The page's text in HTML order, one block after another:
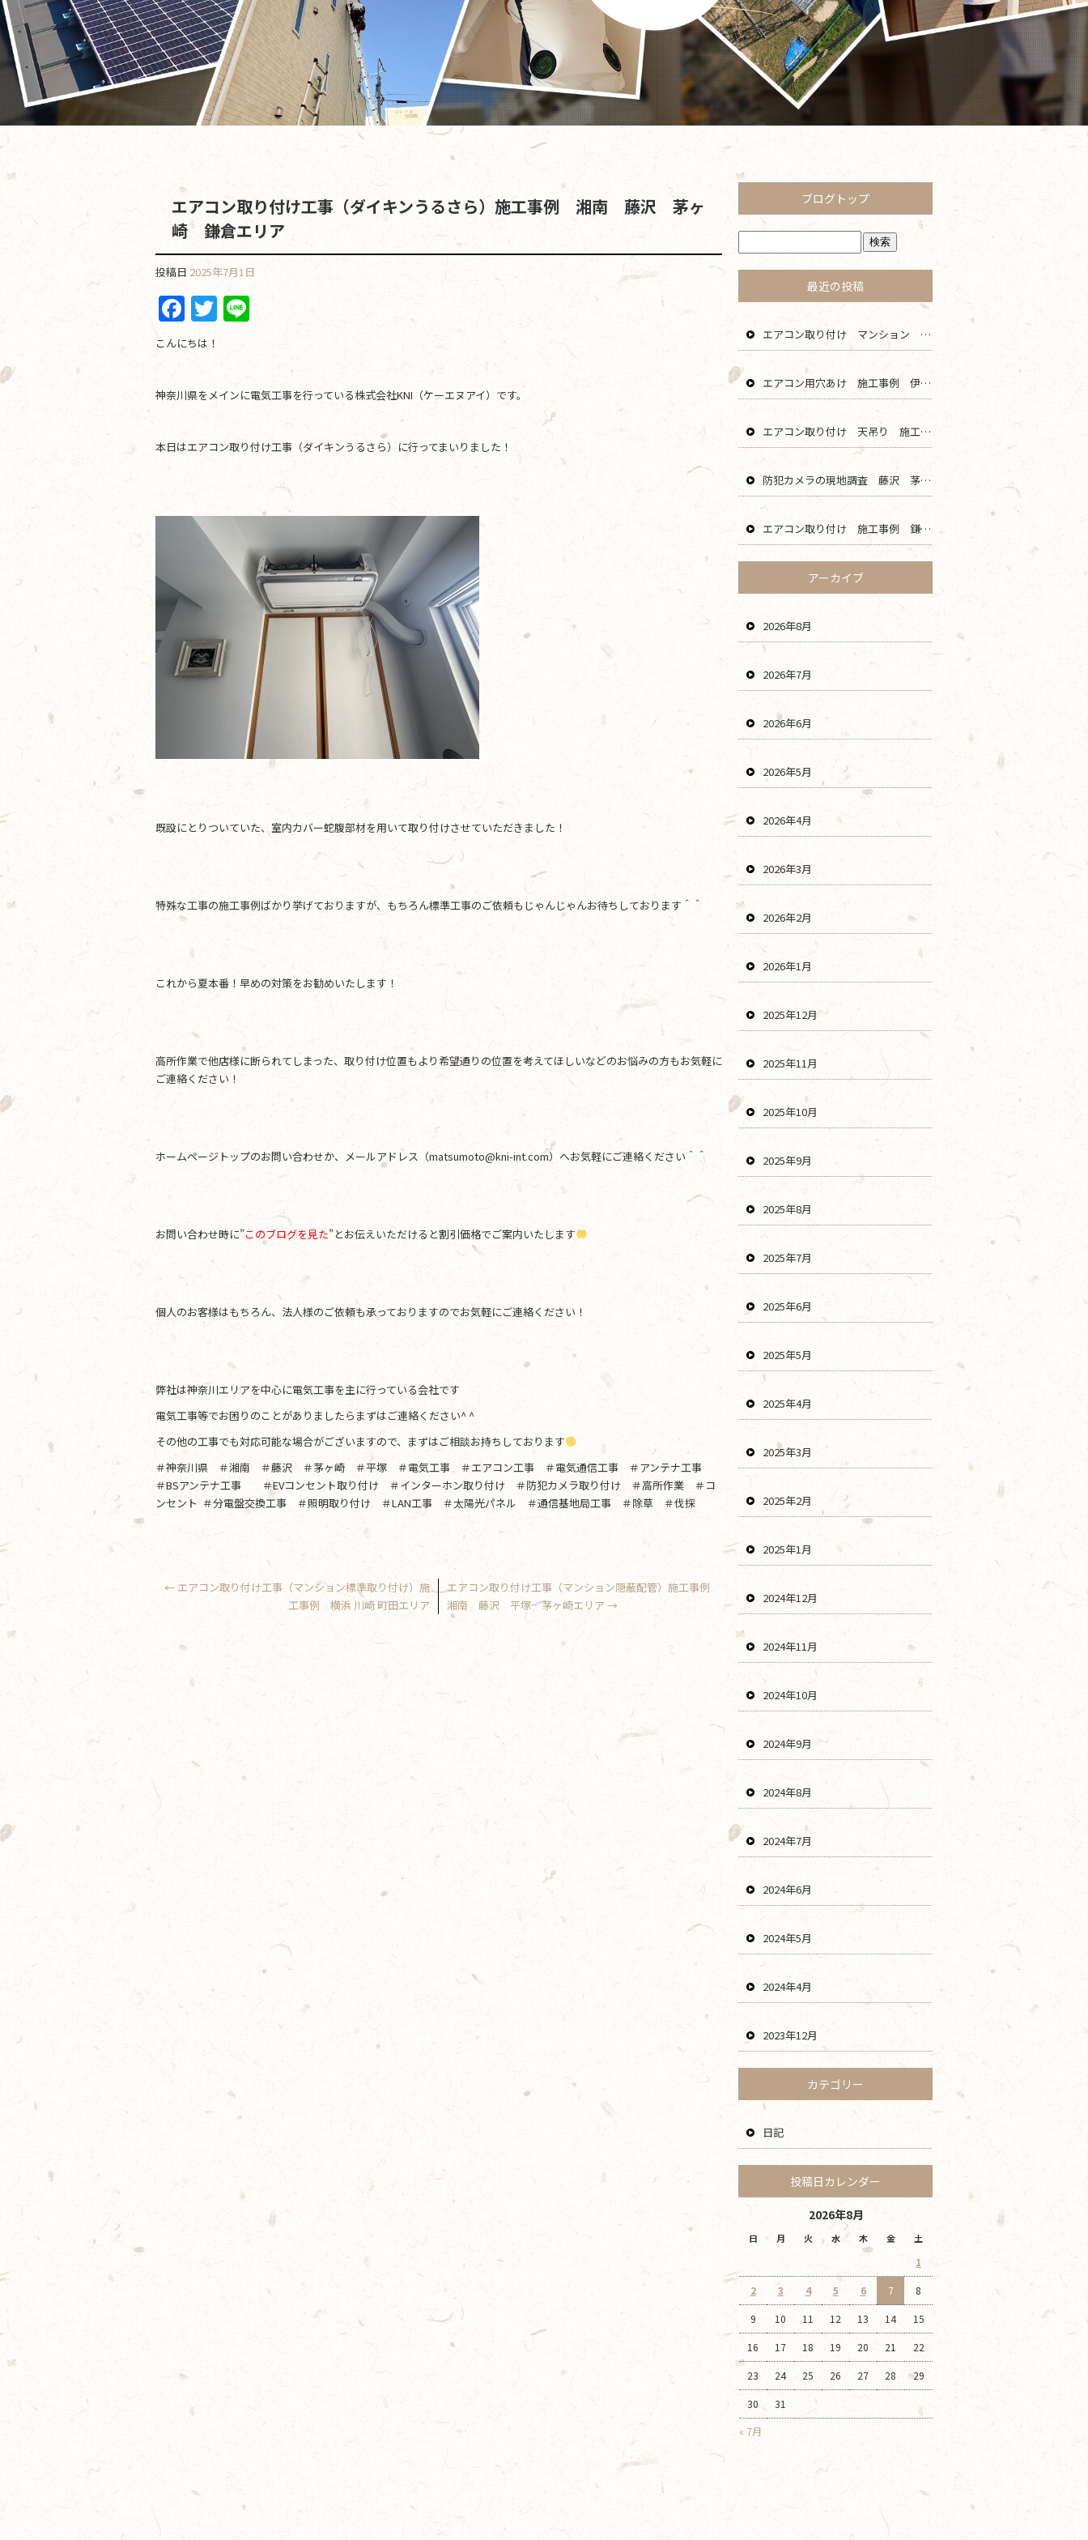
エアコン取り付け工事（ダイキンうるさら）施工事例 湘南 藤沢 茅ヶ
崎 鎌倉エリア
投稿日 2025年7月1日
F
a
c
e
b
o
o
T
w
er
こんにちは！
神奈川県をメインに電気工事を行っている株式会社KNI（ケーエヌアイ）です。
本日はエアコン取り付け工事（ダイキンうるさら）に行ってまいりました！
既設にとりついていた、室内カバー蛇腹部材を用いて取り付けさせていただきました！
特殊な工事の施工事例ばかり挙げておりますが、もちろん標準工事のご依頼もじゃんじゃんお待ちしております＾＾
これから夏本番！早めの対策をお勧めいたします！
高所作業で他店様に断られてしまった、取り付け位置もより希望通りの位置を考えてほしいなどのお悩みの方もお気軽に
ご連絡ください！
ホームページトップのお問い合わせか、メールアドレス（matsumoto@kni-int.com）へお気軽にご連絡ください＾＾
お問い合わせ時に”このブログを見た”とお伝えいただけると割引価格でご案内いたします
個人のお客様はもちろん、法人様のご依頼も承っておりますのでお気軽にご連絡ください！
弊社は神奈川エリアを中心に電気工事を主に行っている会社です
電気工事等でお困りのことがありましたらまずはご連絡ください^ ^
その他の工事でも対応可能な場合がございますので、まずはご相談お持ちしております
＃神奈川県 ＃湘南 ＃藤沢 ＃茅ヶ崎 ＃平塚 ＃電気工事 ＃エアコン工事 ＃電気通信工事 ＃アンテナ工事
＃BSアンテナ工事 ＃EVコンセント取り付け ＃インターホン取り付け ＃防犯カメラ取り付け ＃高所作業 ＃コ
ンセント ＃分電盤交換工事 ＃照明取り付け ＃LAN工事 ＃太陽光パネル ＃通信基地局工事 ＃除草 ＃伐採
← エアコン取り付け工事（マンション標準取り付け）施
工事例 横浜 川崎 町田エリア
エアコン取り付け工事（マンション隠蔽配管）施工事例
湘南 藤沢 平塚 茅ヶ崎エリア →
ブログトップ
最近の投稿
エアコン取り付け マンション 鎌倉 逗子 藤沢 横浜 エリア
エアコン用穴あけ 施工事例 伊勢原 秦野 平塚 二宮 エリア
エアコン取り付け 天吊り 施工事例 海老名 厚木 大和 綾瀬 エリア
防犯カメラの現地調査 藤沢 茅ヶ崎 平塚 寒川 エリア
エアコン取り付け 施工事例 鎌倉 横浜 葉山 逗子 川崎 エリア
アーカイブ
2026年8月
2026年7月
2026年6月
2026年5月
2026年4月
2026年3月
2026年2月
2026年1月
2025年12月
2025年11月
2025年10月
2025年9月
2025年8月
2025年7月
2025年6月
2025年5月
2025年4月
2025年3月
2025年2月
2025年1月
2024年12月
2024年11月
2024年10月
2024年9月
2024年8月
2024年7月
2024年6月
2024年5月
2024年4月
2023年12月
カテゴリー
日記
投稿日カレンダー
2026年8月
日 月 火 水 木 金 土
« 7月
1
2 3 4 5 6 7 8
9 10 11 12 13 14 15
16 17 18 19 20 21 22
23 24 25 26 27 28 29
30 31